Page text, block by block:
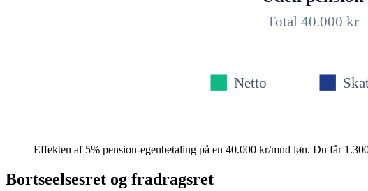
Total 40.000 kr
Netto
Effekten af 5% pension-egenbetaling på en 40.000 kr/mnd løn. Du får
Bortseelsesret og fradragsret